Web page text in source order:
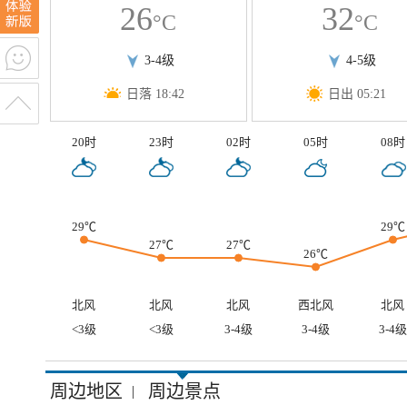
26°C
3-4级
日落 18:42
32°C
4-5级
日出 05:21
20时 23时 02时 05时 08时
29℃
27℃
27℃
26℃
29℃
北风 北风 北风 西北风
北风
<3级
<3级 3-4级 3-4级 3-4级
周边地区 | 周边景点